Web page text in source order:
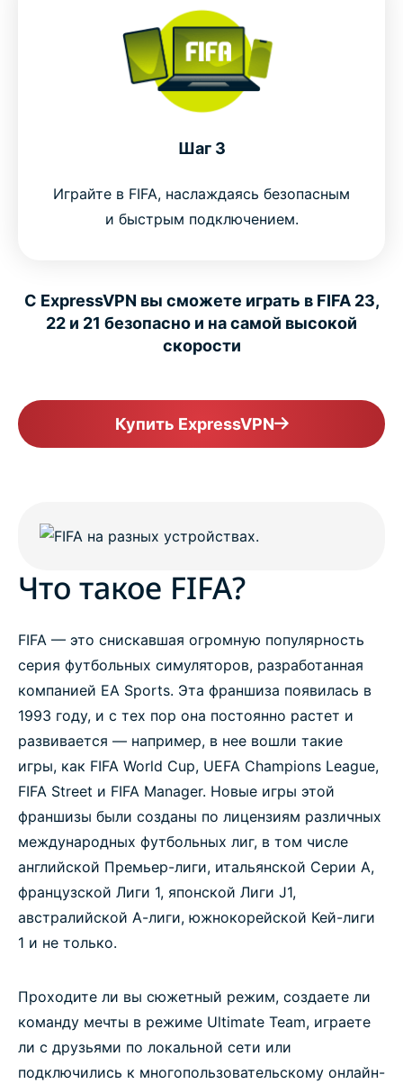
Шаг 3
Играйте в FIFA, наслаждаясь безопасным
и быстрым подключением.
С ExpressVPN вы сможете играть в FIFA 23,
22 и 21 безопасно и на самой высокой
скорости
Купить ExpressVPN
Что такое FIFA?
FIFA — это снискавшая огромную популярность
серия футбольных симуляторов, разработанная
компанией EA Sports. Эта франшиза появилась в
1993 году, и с тех пор она постоянно растет и
развивается — например, в нее вошли такие
игры, как FIFA World Cup, UEFA Champions League,
FIFA Street и FIFA Manager. Новые игры этой
франшизы были созданы по лицензиям различных
международных футбольных лиг, в том числе
английской Премьер-лиги, итальянской Серии А,
французской Лиги 1, японской Лиги J1,
австралийской А-лиги, южнокорейской Кей-лиги
1 и не только.
Проходите ли вы сюжетный режим, создаете ли
команду мечты в режиме Ultimate Team, играете
ли с друзьями по локальной сети или
подключились к многопользовательскому онлайн-